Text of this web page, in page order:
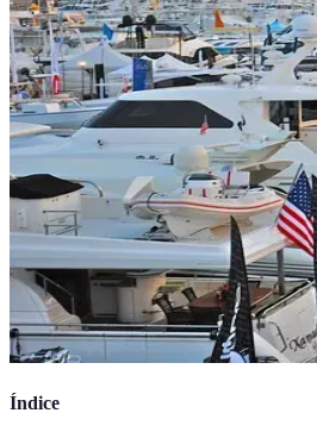
Índice